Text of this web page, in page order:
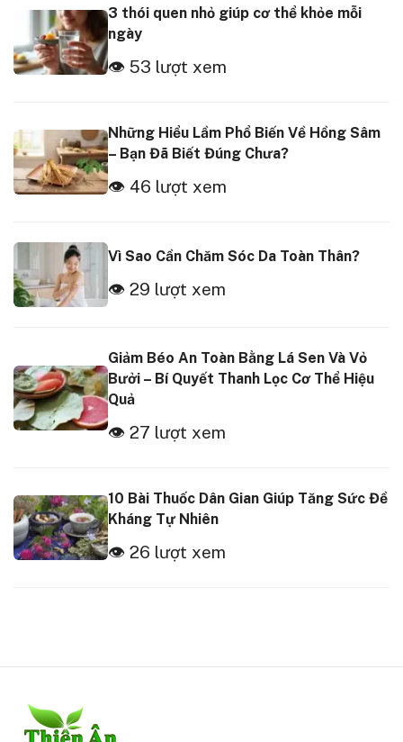
3 thói quen nhỏ giúp cơ thể khỏe mỗi
ngày
👁 53 lượt xem
Những Hiểu Lầm Phổ Biến Về Hồng Sâm
– Bạn Đã Biết Đúng Chưa?
👁 46 lượt xem
Vì Sao Cần Chăm Sóc Da Toàn Thân?
👁 29 lượt xem
Giảm Béo An Toàn Bằng Lá Sen Và Vỏ
Bưởi – Bí Quyết Thanh Lọc Cơ Thể Hiệu
Quả
👁 27 lượt xem
10 Bài Thuốc Dân Gian Giúp Tăng Sức Đề
Kháng Tự Nhiên
👁 26 lượt xem